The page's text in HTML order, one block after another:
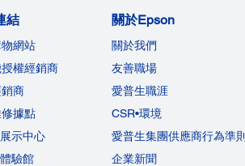
結
網站
權經銷商
商
據點
示中心
驗館
關於Epson
關於我們
友善職場
愛普生職涯
CSR•環境
愛普生集團供應商行為準則
企業新聞